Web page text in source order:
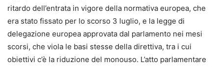
ritardo dell’entrata in vigore della normativa europea, che
era stato fissato per lo scorso 3 luglio, e la legge di
delegazione europea approvata dal parlamento nei mesi
scorsi, che viola le basi stesse della direttiva, tra i cui
obiettivi c’è la riduzione del monouso. L’atto parlamentare